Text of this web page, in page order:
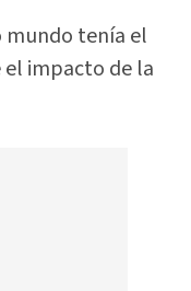
mundo tenía el
el impacto de la